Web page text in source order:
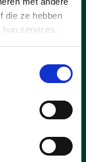
die ze hebben
services.